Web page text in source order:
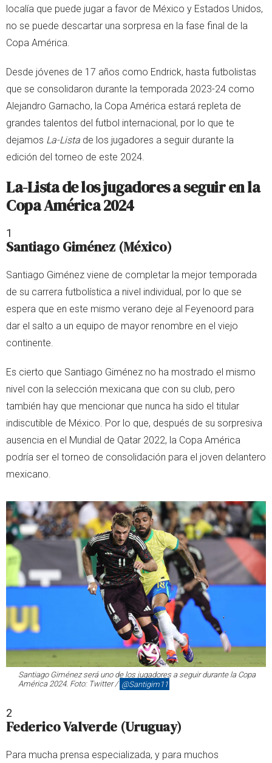
localía que puede jugar a favor de México y Estados Unidos,
no se puede descartar una sorpresa en la fase final de la
Copa América.
Desde jóvenes de 17 años como Endrick, hasta futbolistas
que se consolidaron durante la temporada 2023-24 como
Alejandro Garnacho, la Copa América estará repleta de
grandes talentos del futbol internacional, por lo que te
dejamos La-Lista de los jugadores a seguir durante la
edición del torneo de este 2024.
La-Lista de los jugadores a seguir en la
Copa América 2024
1
Santiago Giménez (México)
Santiago Giménez viene de completar la mejor temporada
de su carrera futbolística a nivel individual, por lo que se
espera que en este mismo verano deje al Feyenoord para
dar el salto a un equipo de mayor renombre en el viejo
continente.
Es cierto que Santiago Giménez no ha mostrado el mismo
nivel con la selección mexicana que con su club, pero
también hay que mencionar que nunca ha sido el titular
indiscutible de México. Por lo que, después de su sorpresiva
ausencia en el Mundial de Qatar 2022, la Copa América
podría ser el torneo de consolidación para el joven delantero
mexicano.
Santiago Giménez será uno de los jugadores a seguir durante la Copa
América 2024. Foto: Twitter / @Santigim11
2
Federico Valverde (Uruguay)
Para mucha prensa especializada, y para muchos